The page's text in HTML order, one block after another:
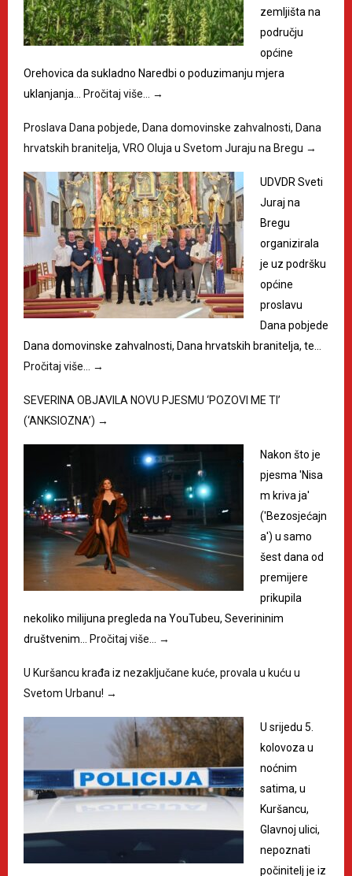
zemljišta na
području
općine
Orehovica da sukladno Naredbi o poduzimanju mjera
uklanjanja… Pročitaj više… →
Proslava Dana pobjede, Dana domovinske zahvalnosti, Dana
hrvatskih branitelja, VRO Oluja u Svetom Juraju na Bregu →
UDVDR Sveti
Juraj na
Bregu
organizirala
je uz podršku
općine
proslavu
Dana pobjede
Dana domovinske zahvalnosti, Dana hrvatskih branitelja, te…
Pročitaj više… →
SEVERINA OBJAVILA NOVU PJESMU ‘POZOVI ME TI’
(‘ANKSIOZNA’) →
Nakon što je
pjesma 'Nisa
m kriva ja'
('Bezosjećajn
a') u samo
šest dana od
premijere
prikupila
nekoliko milijuna pregleda na YouTubeu, Severininim
društvenim… Pročitaj više… →
U Kuršancu krađa iz nezaključane kuće, provala u kuću u
Svetom Urbanu! →
U srijedu 5.
kolovoza u
noćnim
satima, u
Kuršancu,
Glavnoj ulici,
nepoznati
počinitelj je iz